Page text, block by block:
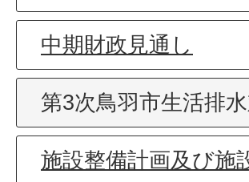
中期財政見通し
第3次鳥羽市生活排
施設整備計画及び施